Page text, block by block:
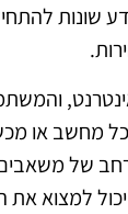
שונות
מחשב או
של
למצוא